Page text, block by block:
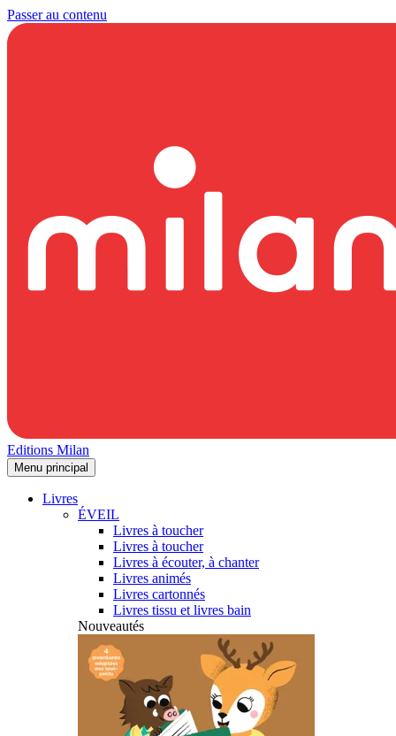
Passer au contenu
Editions Milan
Menu principal
Livres
ÉVEIL
Livres à toucher
Livres à toucher
Livres à écouter, à chanter
Livres animés
Livres cartonnés
Livres tissu et livres bain
Nouveautés